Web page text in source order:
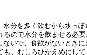
分を多く飲むから水っぽ
ので水分を飲ませる必要
いで、食欲がないとき
も、むしろひかえめにし